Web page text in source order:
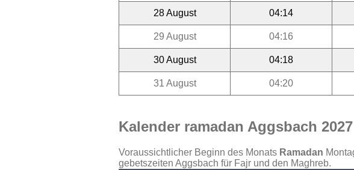
28 August 04:14
29 August 04:16
30 August 04:18
31 August 04:20
Kalender ramadan Aggsbach
Voraussichtlicher Beginn des Monats Ramadan
gebetszeiten Aggsbach für Fajr und den Maghreb.